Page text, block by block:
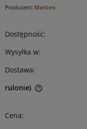
Producent: Marbex
Dostępność:
Wysyłka w:
Dostawa:
rulonie)
Cena: